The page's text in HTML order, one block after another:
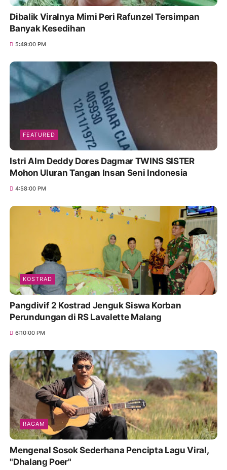
Dibalik Viralnya Mimi Peri Rafunzel Tersimpan
Banyak Kesedihan
5:49:00 PM
FEATURED
Istri Alm Deddy Dores Dagmar TWINS SISTER
Mohon Uluran Tangan Insan Seni Indonesia
4:58:00 PM
KOSTRAD
Pangdivif 2 Kostrad Jenguk Siswa Korban
Perundungan di RS Lavalette Malang
6:10:00 PM
RAGAM
Mengenal Sosok Sederhana Pencipta Lagu Viral,
"Dhalang Poer"